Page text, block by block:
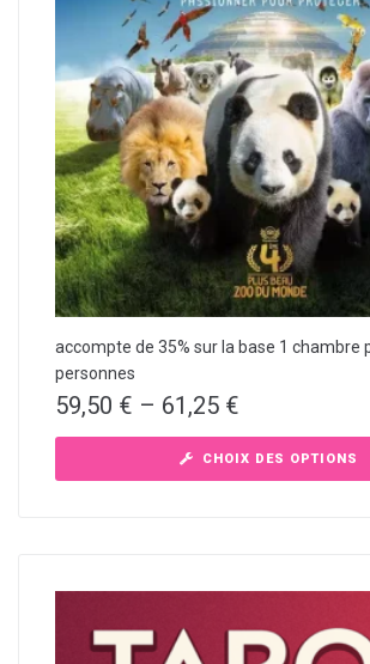
accompte de 35% sur la base 1 chambre
personnes
59,50 € – 61,25 €
CHOIX DES OPTIONS